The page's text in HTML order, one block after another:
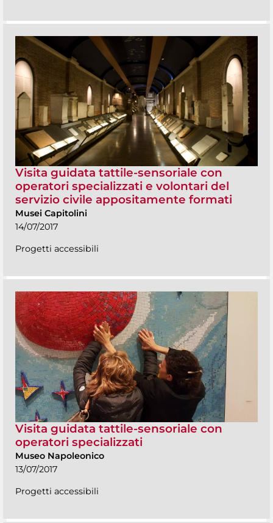
Visita guidata tattile-sensoriale con
operatori specializzati e volontari del
servizio civile appositamente formati
Musei Capitolini
14/07/2017
Progetti accessibili
Visita guidata tattile-sensoriale con
operatori specializzati
Museo Napoleonico
13/07/2017
Progetti accessibili